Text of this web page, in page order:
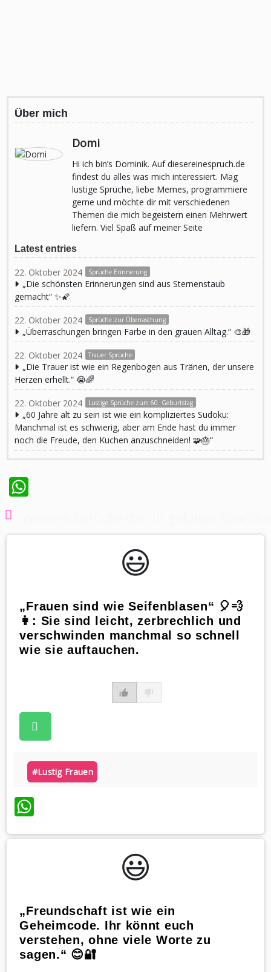
Über mich
Domi
Hi ich bin’s Dominik. Auf diesereinespruch.de
findest du alles was mich interessiert. Mag
lustige Sprüche, liebe Memes, programmiere
gerne und möchte dir mit verschiedenen
Themen die mich begeistern einen Mehrwert
liefern. Viel Spaß auf meiner Seite
Latest entries
22. Oktober 2024 Sprüche Erinnerung
„Die schönsten Erinnerungen sind aus Sternenstaub
gemacht“ ✨🌠
22. Oktober 2024 Sprüche zur Überraschung
„Überraschungen bringen Farbe in den grauen Alltag.“ 🎨🎁
22. Oktober 2024 Trauer Sprüche
„Die Trauer ist wie ein Regenbogen aus Tränen, der unsere
Herzen erhellt.“ 😭🌈
22. Oktober 2024 Lustige Sprüche zum 60. Geburtstag
„60 Jahre alt zu sein ist wie ein kompliziertes Sudoku:
Manchmal ist es schwierig, aber am Ende hast du immer
noch die Freude, den Kuchen anzuschneiden! 🧩🎂“
😃️
„Frauen sind wie Seifenblasen“ 🎈💨
👩: Sie sind leicht, zerbrechlich und
verschwinden manchmal so schnell
wie sie auftauchen.
#lustig Frauen
WhatsApp
😃️
„Freundschaft ist wie ein
Geheimcode. Ihr könnt euch
verstehen, ohne viele Worte zu
sagen.“ 😊🔐